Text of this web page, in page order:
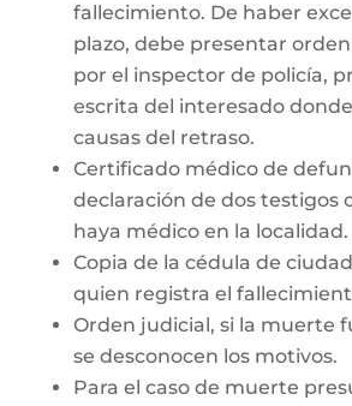
fallecimiento. De haber
plazo, debe presentar
por el inspector de policía,
escrita del interesado
causas del retraso.
Certificado médico de
declaración de dos testigos
haya médico en la localidad.
Copia de la cédula de
quien registra el
Orden judicial, si la muerte
se desconocen los motivos.
Para el caso de muerte